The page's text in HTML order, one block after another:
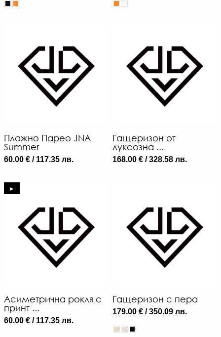
Плажно Парео JNA
Summer
60.00 € / 117.35 лв.
Гащеризон от
луксозна ...
168.00 € / 328.58 лв.
►
Асиметрична рокля с
принт ...
60.00 € / 117.35 лв.
Гащеризон с пера
179.00 € / 350.09 лв.